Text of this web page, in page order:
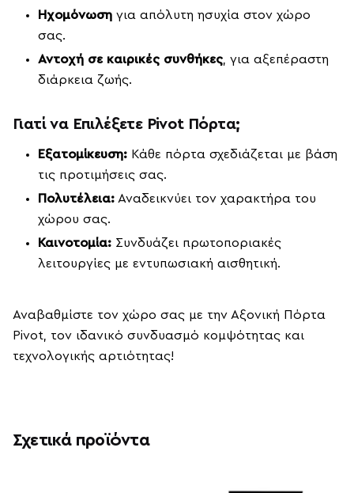
Ηχομόνωση για απόλυτη ησυχία στον χώρο
σας.
Αντοχή σε καιρικές συνθήκες , για αξεπέραστη
διάρκεια ζωής.
Γιατί να Επιλέξετε Pivot Πόρτα;
Εξατομίκευση: Κάθε πόρτα σχεδιάζεται με βάση
τις προτιμήσεις σας.
Πολυτέλεια: Αναδεικνύει τον χαρακτήρα του
χώρου σας.
Καινοτομία: Συνδυάζει πρωτοποριακές
λειτουργίες με εντυπωσιακή αισθητική.
Αναβαθμίστε τον χώρο σας με την Αξονική Πόρτα
Pivot, τον ιδανικό συνδυασμό κομψότητας και
τεχνολογικής αρτιότητας!
Σχετικά προϊόντα